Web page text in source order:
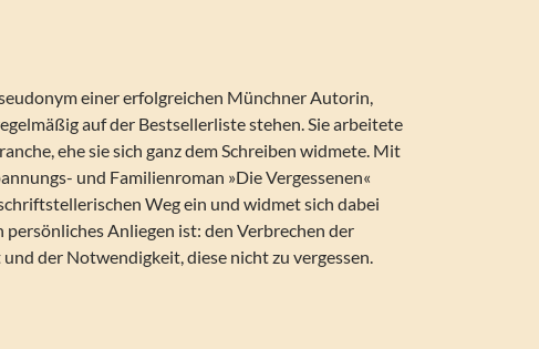
einer erfolgreichen Münchner Autorin,
auf der Bestsellerliste stehen. Sie arbeitete
ehe sie sich ganz dem Schreiben widmete. Mit
und Familienroman »Die Vergessenen«
Weg ein und widmet sich dabei
persönliches Anliegen ist: den Verbrechen der
der Notwendigkeit, diese nicht zu vergessen.